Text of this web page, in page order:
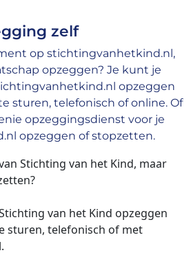
zelf
op stichtingvanhetkind.nl,
opzeggen? Je kunt je
opzeggen
sturen, telefonisch of online. Of
opzeggingsdienst voor je
opzeggen of stopzetten.
Stichting van het Kind, maar
?
van het Kind opzeggen
sturen, telefonisch of met